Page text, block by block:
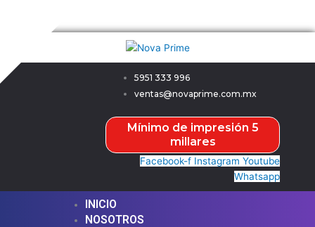
5951 333 996
ventas@novaprime.com.mx
Mínimo de impresión 5
millares
Facebook-f Instagram Youtube
Whatsapp
INICIO
NOSOTROS